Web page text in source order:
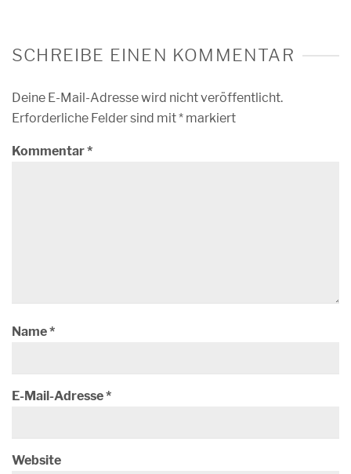
SCHREIBE EINEN KOMMENTAR
Deine E-Mail-Adresse wird nicht veröffentlicht.
Erforderliche Felder sind mit* markiert
Kommentar*
Name*
E-Mail-Adresse*
Website